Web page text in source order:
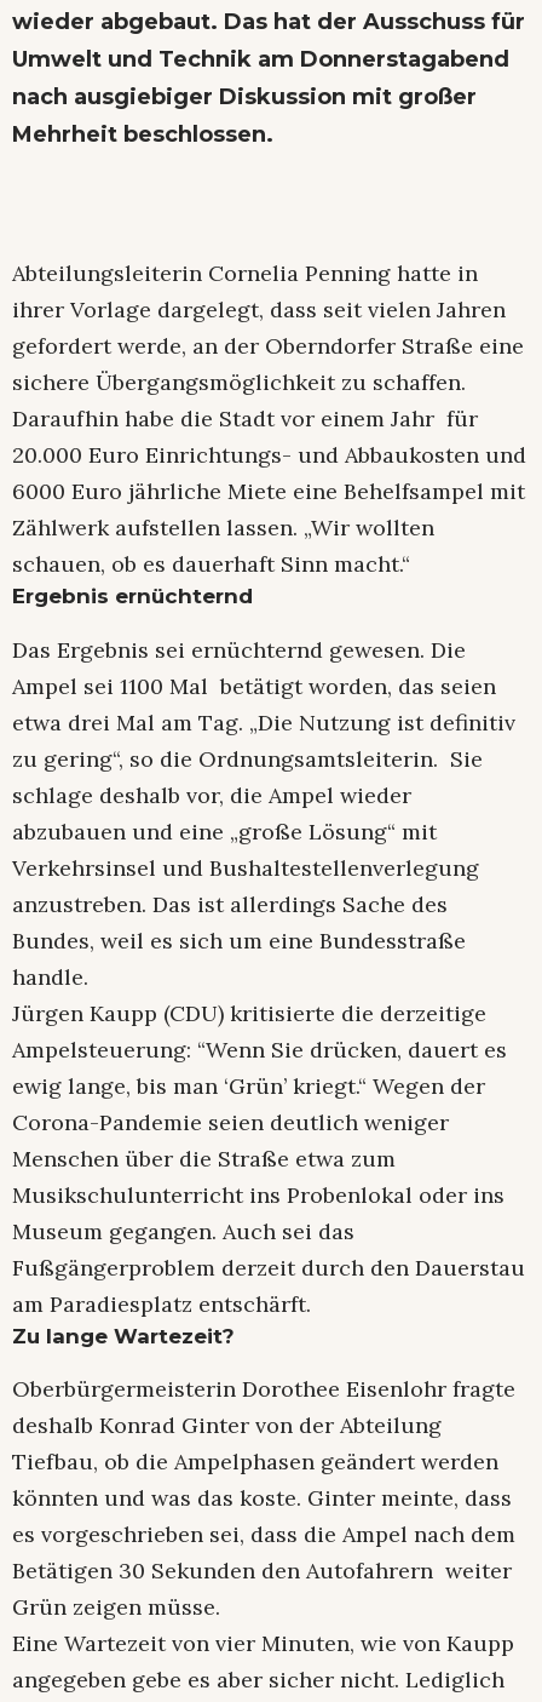
wieder abgebaut. Das hat der Ausschuss für
Umwelt und Technik am Donnerstagabend
nach ausgiebiger Diskussion mit großer
Mehrheit beschlossen.
Abteilungsleiterin Cornelia Penning hatte in
ihrer Vorlage dargelegt, dass seit vielen Jahren
gefordert werde, an der Oberndorfer Straße eine
sichere Übergangsmöglichkeit zu schaffen.
Daraufhin habe die Stadt vor einem Jahr für
20.000 Euro Einrichtungs- und Abbaukosten und
6000 Euro jährliche Miete eine Behelfsampel mit
Zählwerk aufstellen lassen. „Wir wollten
schauen, ob es dauerhaft Sinn macht.“
Ergebnis ernüchternd
Das Ergebnis sei ernüchternd gewesen. Die
Ampel sei 1100 Mal betätigt worden, das seien
etwa drei Mal am Tag. „Die Nutzung ist definitiv
zu gering“, so die Ordnungsamtsleiterin. Sie
schlage deshalb vor, die Ampel wieder
abzubauen und eine „große Lösung“ mit
Verkehrsinsel und Bushaltestellenverlegung
anzustreben. Das ist allerdings Sache des
Bundes, weil es sich um eine Bundesstraße
handle.
Jürgen Kaupp (CDU) kritisierte die derzeitige
Ampelsteuerung: “Wenn Sie drücken, dauert es
ewig lange, bis man ‘Grün’ kriegt.“ Wegen der
Corona-Pandemie seien deutlich weniger
Menschen über die Straße etwa zum
Musikschulunterricht ins Probenlokal oder ins
Museum gegangen. Auch sei das
Fußgängerproblem derzeit durch den Dauerstau
am Paradiesplatz entschärft.
Zu lange Wartezeit?
Oberbürgermeisterin Dorothee Eisenlohr fragte
deshalb Konrad Ginter von der Abteilung
Tiefbau, ob die Ampelphasen geändert werden
könnten und was das koste. Ginter meinte, dass
es vorgeschrieben sei, dass die Ampel nach dem
Betätigen 30 Sekunden den Autofahrern weiter
Grün zeigen müsse.
Eine Wartezeit von vier Minuten, wie von Kaupp
angegeben gebe es aber sicher nicht. Lediglich